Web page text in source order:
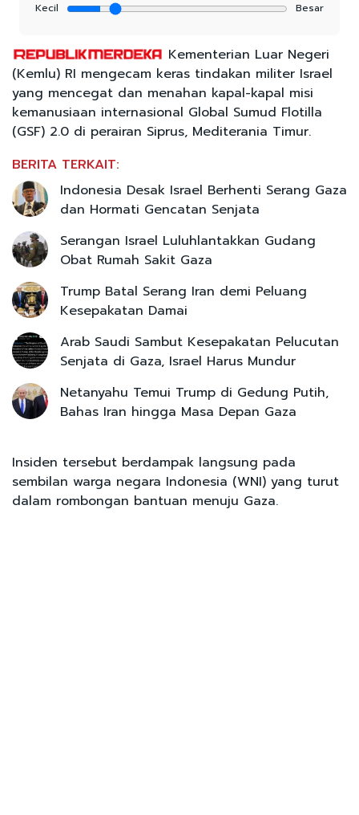
Kecil
Besar
Kementerian Luar Negeri
(Kemlu) RI mengecam keras tindakan militer Israel
yang mencegat dan menahan kapal-kapal misi
kemanusiaan internasional Global Sumud Flotilla
(GSF) 2.0 di perairan Siprus, Mediterania Timur.
BERITA TERKAIT:
Indonesia Desak Israel Berhenti Serang Gaza
dan Hormati Gencatan Senjata
Serangan Israel Luluhlantakkan Gudang
Obat Rumah Sakit Gaza
Trump Batal Serang Iran demi Peluang
Kesepakatan Damai
Arab Saudi Sambut Kesepakatan Pelucutan
Senjata di Gaza, Israel Harus Mundur
Netanyahu Temui Trump di Gedung Putih,
Bahas Iran hingga Masa Depan Gaza
Insiden tersebut berdampak langsung pada
sembilan warga negara Indonesia (WNI) yang turut
dalam rombongan bantuan menuju Gaza.